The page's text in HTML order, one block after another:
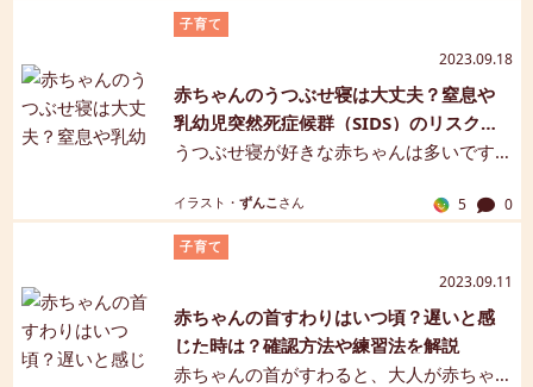
炎」といわれており、乳房の熱感や痛
み、発熱、疼痛など、発症の原因によっ
て症状や治療方法が異なります。乳腺炎
の種類、初期に多い症状、原因、受診の
目安、治療法、予防法、マッサージにつ
いてわかりやすくご紹介します。【保健
イラスト・ ずんこさん
赤ちゃんのうつぶせ寝は大丈夫？窒息や
乳幼児突然死症候群（SIDS）のリスクと
予防
うつぶせ寝が好きな赤ちゃんは多いです
を引き起こす可能性があることから、厚
生労働省は1歳になるまで寝かせる際にあ
おむけにするよう勧告しています。うつ
ぶせ寝のメリットとデメリット、リス
ク、SIDSとの関連、予防についてわかり
やすくご紹介します。【マンガ解説】
子育て
2023.09.18
5 0
赤ちゃんの首すわりはいつ頃？遅いと感
じた時は？確認方法や練習法を解説
赤ちゃんの首がすわると、大人が赤ちゃ
子育て
2023.09.11